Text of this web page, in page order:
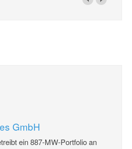
GmbH
ein 887-MW-Portfolio an